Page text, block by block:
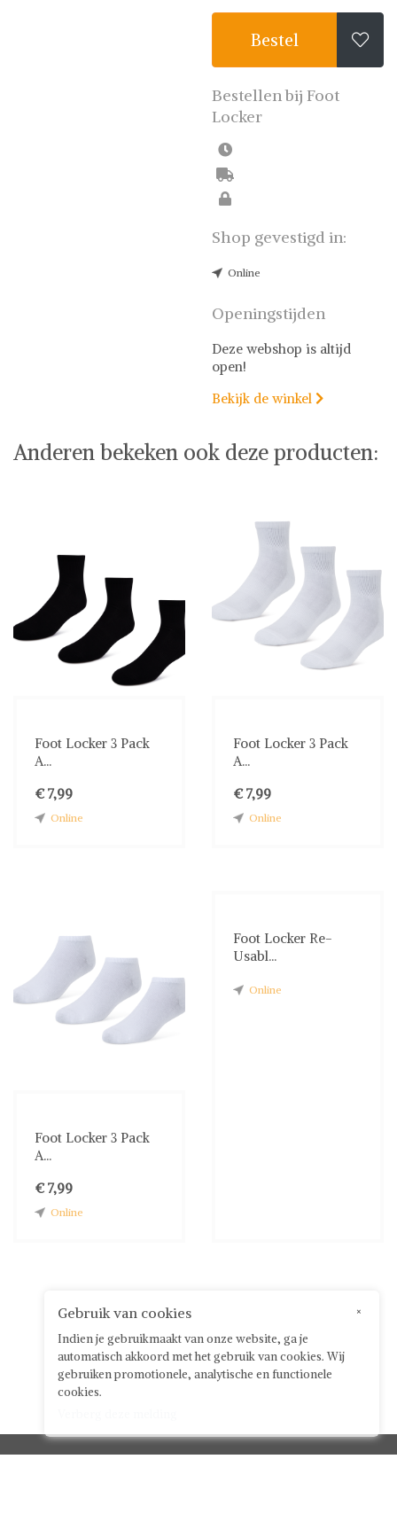
Bestel 
Bestellen bij Foot
Locker
Shop gevestigd in:
Online
Openingstijden
Deze webshop is altijd
open!
Bekijk de winkel 
Anderen bekeken ook deze producten:
Foot Locker 3 Pack
A...
€ 7,99
Online
Foot Locker 3 Pack
A...
€ 7,99
Online
Foot Locker 3 Pack
A...
€ 7,99
Online
Foot Locker Re-
Usabl...
Online
×
Gebruik van cookies
Indien je gebruikmaakt van onze website, ga je
automatisch akkoord met het gebruik van cookies. Wij
gebruiken promotionele, analytische en functionele
cookies.